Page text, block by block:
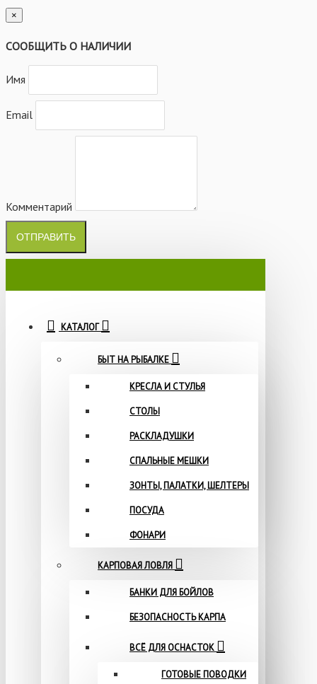
×
СООБЩИТЬ О НАЛИЧИИ
Имя
Email
Комментарий
ОТПРАВИТЬ
КАТАЛОГ
БЫТ НА РЫБАЛКЕ
КРЕСЛА И СТУЛЬЯ
СТОЛЫ
РАСКЛАДУШКИ
СПАЛЬНЫЕ МЕШКИ
ЗОНТЫ, ПАЛАТКИ, ШЕЛТЕРЫ
ПОСУДА
ФОНАРИ
КАРПОВАЯ ЛОВЛЯ
БАНКИ ДЛЯ БОЙЛОВ
БЕЗОПАСНОСТЬ КАРПА
ВСЁ ДЛЯ ОСНАСТОК
ГОТОВЫЕ ПОВОДКИ